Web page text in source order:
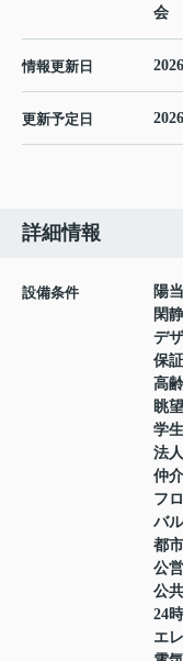
会
情報更新日
更新予定日
詳細情報
設備条件
陽
閑
デ
保
高
眺
学
法
仲
フ
バ
都
公
公
24
エ